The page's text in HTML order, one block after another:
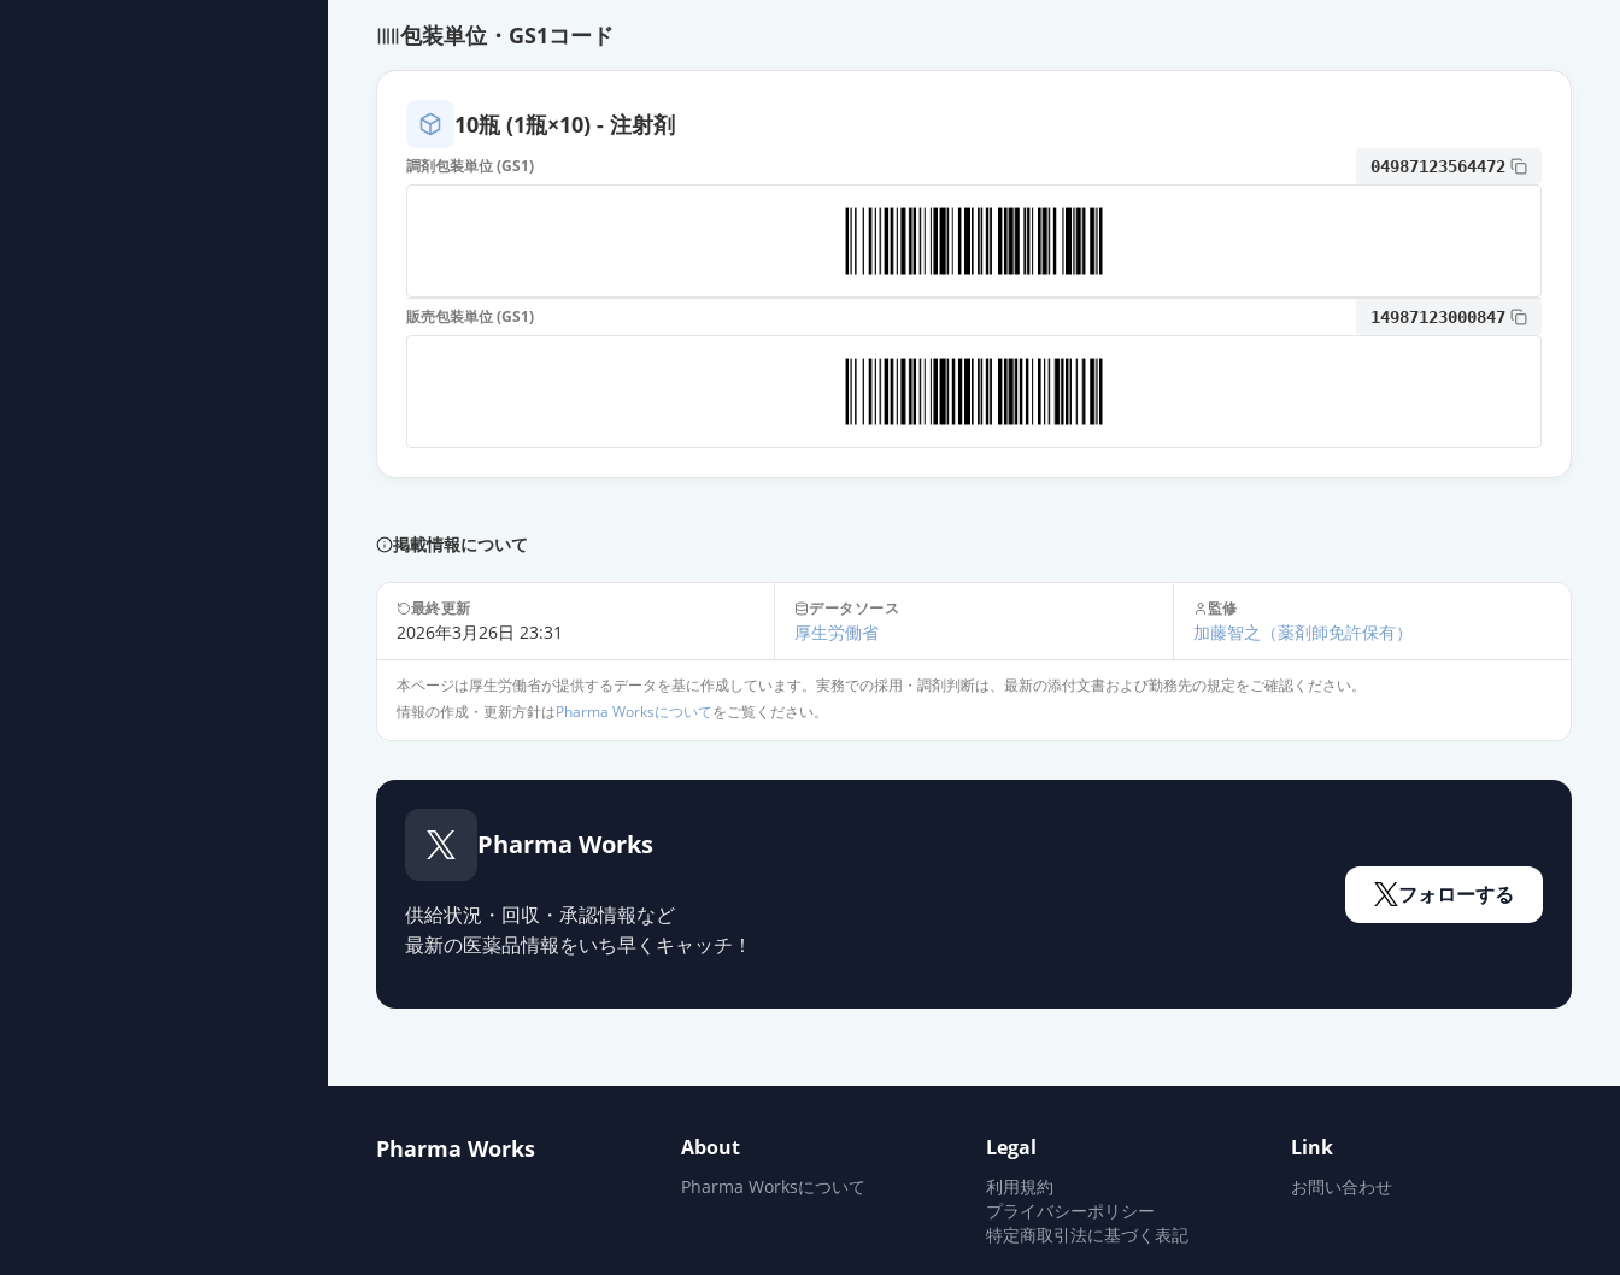
包装単位・GS1コード
10瓶 (1瓶×10) - 注射剤
調剤包装単位 (GS1) 04987123564472
販売包装単位 (GS1) 14987123000847
掲載情報について
最終更新
2026年3月26日 23:31
データソース
厚生労働省
監修
加藤智之 （薬剤師免許保有）
本ページは厚生労働省が提供するデータを基に作成しています。実務での採用・調剤判断は、最新の添付文書および勤務先の規定をご確認ください。
情報の作成・更新方針はPharma Worksについてをご覧ください。
Pharma Works
供給状況・回収・承認情報など
最新の医薬品情報をいち早くキャッチ！
フォローする
Pharma Works About
Pharma Worksについて
Legal
利用規約
プライバシーポリシー
特定商取引法に基づく表記
Link
お問い合わせ